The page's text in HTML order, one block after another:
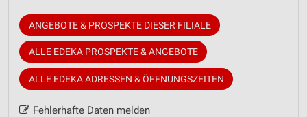
ANGEBOTE & PROSPEKTE DIESER FILIALE
ALLE EDEKA PROSPEKTE & ANGEBOTE
ALLE EDEKA ADRESSEN & ÖFFNUNGSZEITEN
Fehlerhafte Daten melden